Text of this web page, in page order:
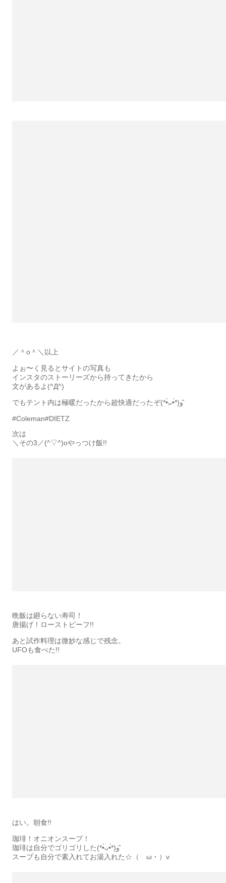
／＾o＾＼以上
よぉ〜く見るとサイトの写真も
インスタのストーリーズから持ってきたから
文があるよ(^Д^)
でもテント内は極暖だったから超快適だったぞ(*•̀ᴗ•́*)و ̑̑
#Coleman#DIETZ
次は
＼その3／(^▽^)oやっつけ飯!!
晩飯は廻らない寿司！
唐揚げ！ローストビーフ!!
あと試作料理は微妙な感じで残念。
UFOも食べた!!
はい。朝食!!
珈琲！オニオンスープ！
珈琲は自分でゴリゴリした(*•̀ᴗ•́*)و ̑̑
スープも自分で素入れてお湯入れた☆（ゝω・）v